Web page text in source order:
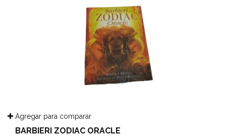
Agregar para comparar
BARBIERI ZODIAC ORACLE